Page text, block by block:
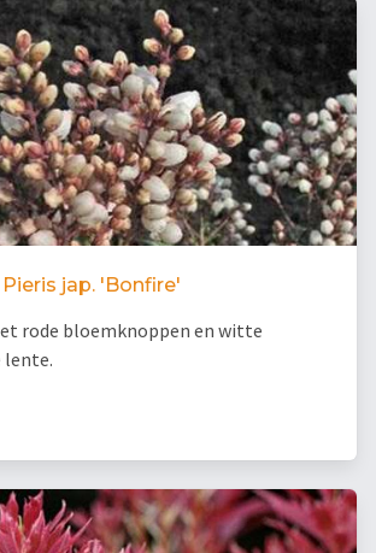
jap. 'Bonfire'
rode bloemknoppen en witte
lente.